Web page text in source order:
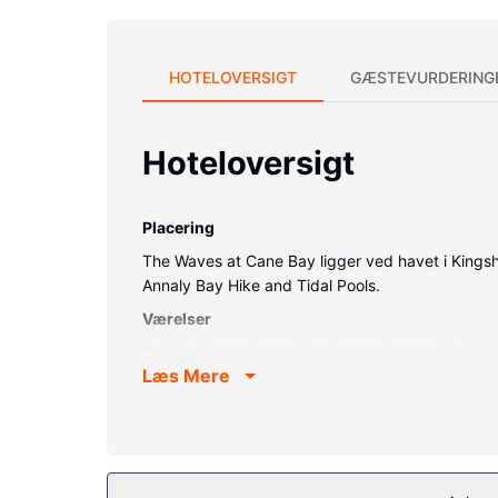
HOTELOVERSIGT
Hoteloversigt
Placering
The Waves at Cane Bay ligger ved havet i
Annaly Bay Hike and Tidal Pools.
Værelser
tommers LCD-tv med Netflix som
Læs Mere